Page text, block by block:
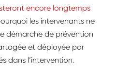
encore longtemps
les intervenants ne
démarche de prévention
et déployée par
dans l’intervention.